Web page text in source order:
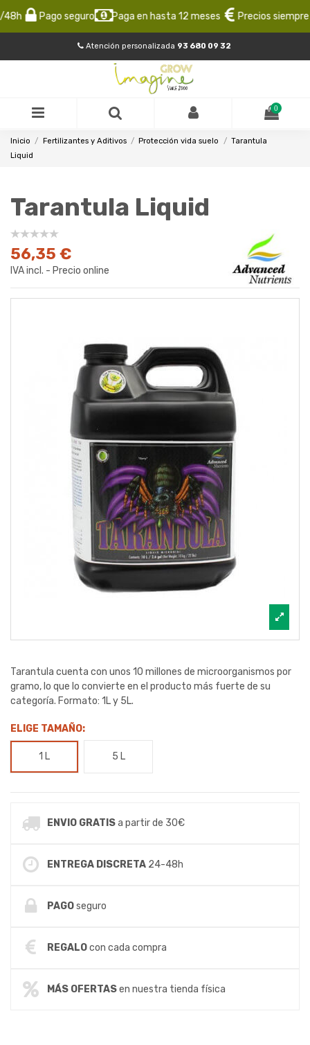
Pago seguro Paga en hasta 12 meses Precios siempre
Atención personalizada 93 680 09 32
0
Inicio Fertilizantes y Aditivos Protección vida suelo
Tarantula
Liquid
Tarantula Liquid
56,35 €
IVA incl. - Precio online
Tarantula cuenta con unos 10 millones de microorganismos por
gramo, lo que lo convierte en el producto más fuerte de su
categoría. Formato: 1L y 5L.
ELIGE TAMAÑO:
1 L 5 L
ENVIO GRATISa partir de 30€
ENTREGA DISCRETA 24-48h
PAGOseguro
REGALOcon cada compra
MÁS OFERTASen nuestra tienda física